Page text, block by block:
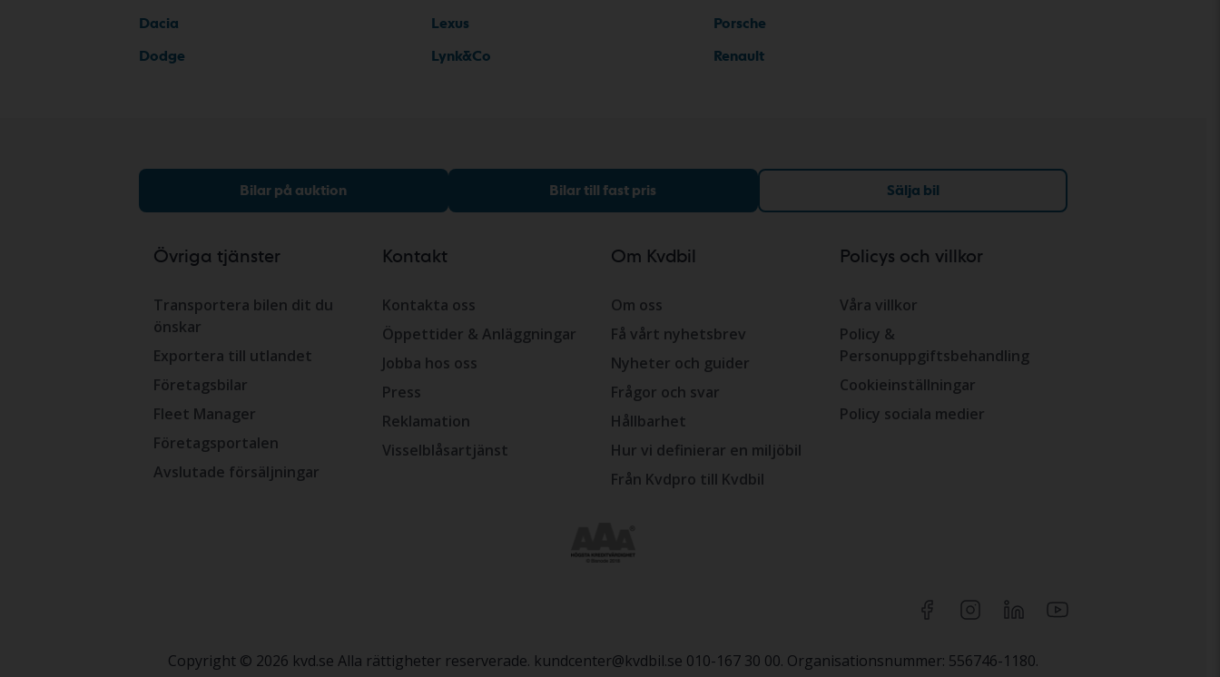
Dacia
Dodge
Lexus
Lynk&Co
Porsche
Renault
Bilar på auktion Bilar till fast pris Sälja bil
Övriga tjänster
Transportera bilen dit du
önskar
Exportera till utlandet
Företagsbilar
Fleet Manager
Företagsportalen
Avslutade försäljningar
Kontakt
Kontakta oss
Öppettider & Anläggningar
Jobba hos oss
Press
Reklamation
Visselblåsartjänst
Om Kvdbil
Om oss
Få vårt nyhetsbrev
Nyheter och guider
Frågor och svar
Hållbarhet
Hur vi definierar en miljöbil
Från Kvdpro till Kvdbil
Policys och villkor
Våra villkor
Policy &
Personuppgiftsbehandling
Cookieinställningar
Policy sociala medier
Copyright © 2026 kvd.se Alla rättigheter reserverade. kundcenter@kvdbil.se 010-167 30 00. Organisationsnummer: 556746-1180.